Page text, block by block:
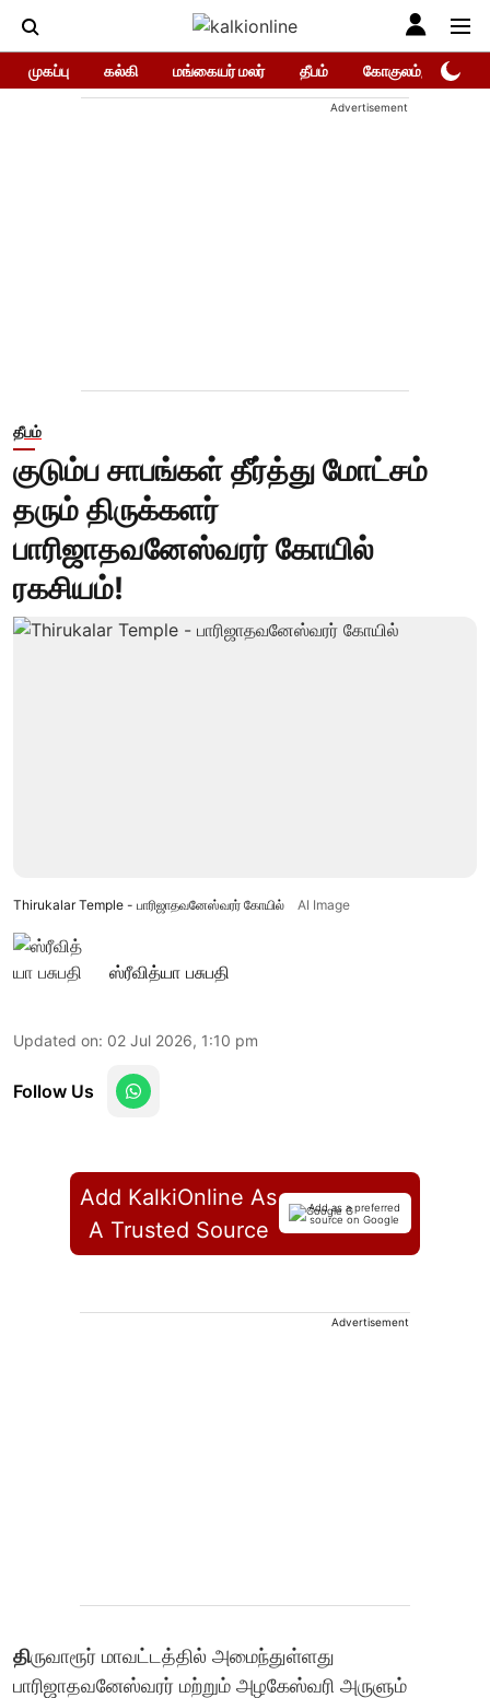
முகப்பு கல்கி மங்கையர் மலர் தீபம் கோகுலம்/
Advertisement
தீபம்
குடும்ப சாபங்கள் தீர்த்து மோட்சம்
தரும் திருக்களர்
பாரிஜாதவனேஸ்வரர் கோயில்
ரகசியம்!
Thirukalar Temple - பாரிஜாதவனேஸ்வரர் கோயில் AI Image
ஸ்ரீவித்யா பசுபதி
Updated on: 02 Jul 2026, 1:10 pm
Follow Us
Add KalkiOnline As
A Trusted Source
Add as a preferred
source on Google
Advertisement
திருவாரூர் மாவட்டத்தில் அமைந்துள்ளது
பாரிஜாதவனேஸ்வரர் மற்றும் அழகேஸ்வரி அருளும்